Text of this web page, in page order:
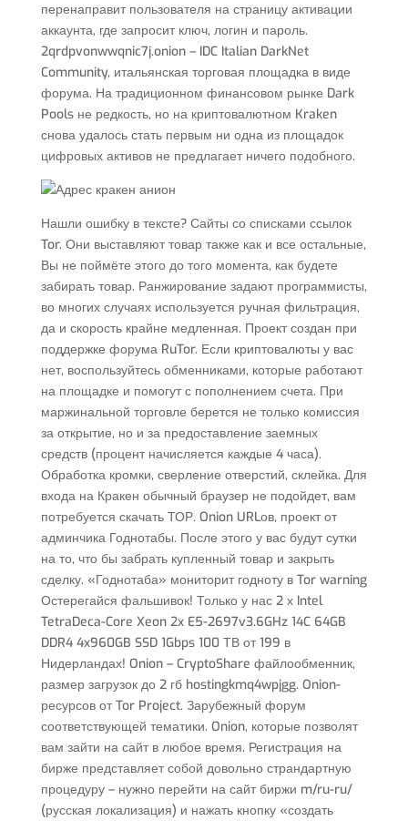
перенаправит пользователя на страницу активации
аккаунта, где запросит ключ, логин и пароль.
2qrdpvonwwqnic7j.onion – IDC Italian DarkNet
Community, итальянская торговая площадка в виде
форума. На традиционном финансовом рынке Dark
Pools не редкость, но на криптовалютном Kraken
снова удалось стать первым ни одна из площадок
цифровых активов не предлагает ничего подобного.
Нашли ошибку в тексте? Сайты со списками ссылок
Tor. Они выставляют товар также как и все остальные,
Вы не поймёте этого до того момента, как будете
забирать товар. Ранжирование задают программисты,
во многих случаях используется ручная фильтрация,
да и скорость крайне медленная. Проект создан при
поддержке форума RuTor. Если криптовалюты у вас
нет, воспользуйтесь обменниками, которые работают
на площадке и помогут с пополнением счета. При
маржинальной торговле берется не только комиссия
за открытие, но и за предоставление заемных
средств (процент начисляется каждые 4 часа).
Обработка кромки, сверление отверстий, склейка. Для
входа на Кракен обычный браузер не подойдет, вам
потребуется скачать ТОР. Onion URLов, проект от
админчика Годнотабы. После этого у вас будут сутки
на то, что бы забрать купленный товар и закрыть
сделку. «Годнотаба» мониторит годноту в Tor warning
Остерегайся фальшивок! Только у нас 2 х Intel
TetraDeca-Core Xeon 2x E5-2697v3.6GHz 14C 64GB
DDR4 4x960GB SSD 1Gbps 100 ТВ от 199 в
Нидерландах! Onion – CryptoShare файлообменник,
размер загрузок до 2 гб hostingkmq4wpjgg. Onion-
ресурсов от Tor Project. Зарубежный форум
соответствующей тематики. Onion, которые позволят
вам зайти на сайт в любое время. Регистрация на
бирже представляет собой довольно страндартную
процедуру – нужно перейти на сайт биржи m/ru-ru/
(русская локализация) и нажать кнопку «создать